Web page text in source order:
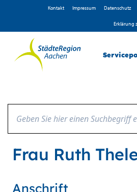
Zum Hauptinhalt springen
Zum Hauptinhalt
Kontakt Impressum D­atenschutz
Erklärung
Frau Ruth
Anschrift